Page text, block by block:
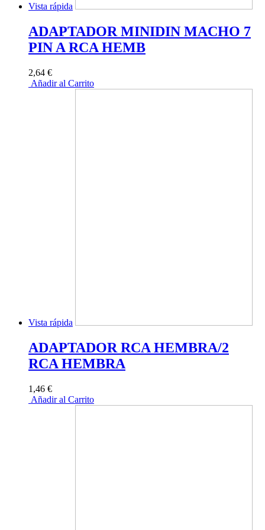
Vista rápida
ADAPTADOR MINIDIN MACHO 7
PIN A RCA HEMB
2,64 €
Añadir al Carrito
Vista rápida
ADAPTADOR RCA HEMBRA/2
RCA HEMBRA
1,46 €
Añadir al Carrito